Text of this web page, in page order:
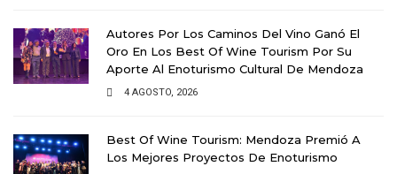
Autores Por Los Caminos Del Vino Ganó El
Oro En Los Best Of Wine Tourism Por Su
Aporte Al Enoturismo Cultural De Mendoza
4 AGOSTO, 2026
Best Of Wine Tourism: Mendoza Premió A
Los Mejores Proyectos De Enoturismo